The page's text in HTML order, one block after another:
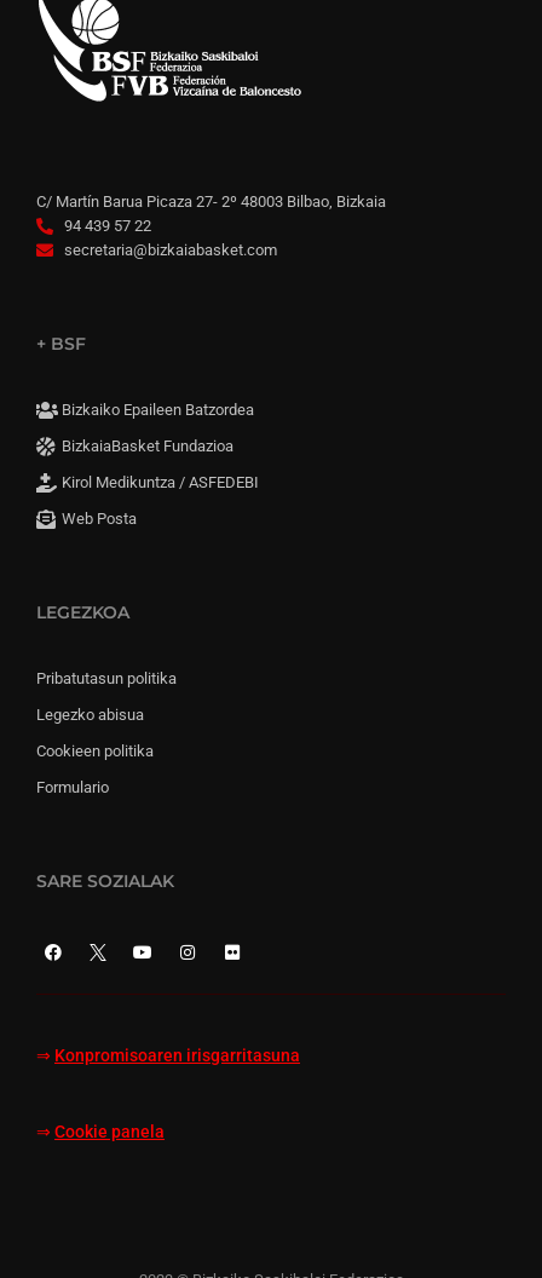
C/ Martín Barua Picaza 27- 2º 48003 Bilbao, Bizkaia
94 439 57 22
secretaria@bizkaiabasket.com
+ BSF
Bizkaiko Epaileen Batzordea
BizkaiaBasket Fundazioa
Kirol Medikuntza / ASFEDEBI
Web Posta
LEGEZKOA
Pribatutasun politika
Legezko abisua
Cookieen politika
Formulario
SARE SOZIALAK
⇒ Konpromisoaren irisgarritasuna
⇒ Cookie panela